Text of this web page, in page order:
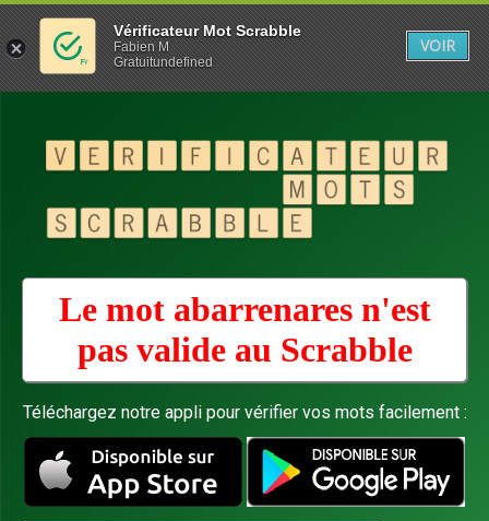
Le mot abarrenares n'est
pas valide au Scrabble
Téléchargez notre appli pour vérifier vos mots facilement :
Vérificateur Mot Scrabble
Fabien M
Gratuitundefined
VOIR